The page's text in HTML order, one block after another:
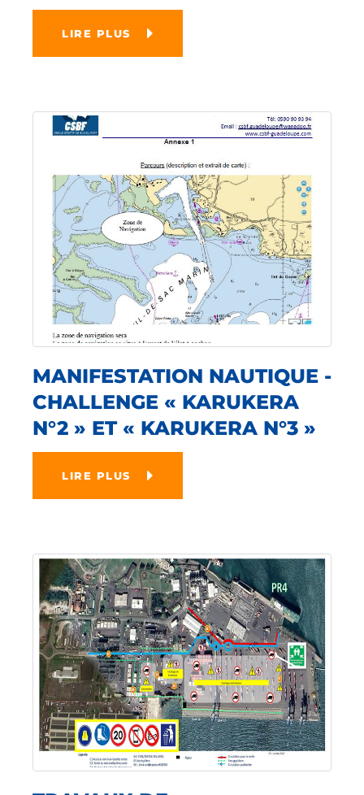
LIRE PLUS
MANIFESTATION NAUTIQUE -
CHALLENGE « KARUKERA
N°2 » ET « KARUKERA N°3 »
LIRE PLUS